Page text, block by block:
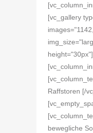
[vc_gallery
Raffstoren [/
bewegliche